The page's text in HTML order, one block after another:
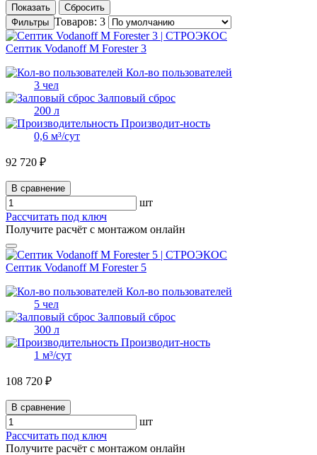
Фильтры Товаров: 3
Септик Vodanoff M Forester 3
Кол-во пользователей
3 чел
Залповый сброс
200 л
Производит-ность
0,6 м³/сут
92 720 ₽
В сравнение
шт
Рассчитать под ключ
Получите расчёт с монтажом онлайн
Септик Vodanoff M Forester 5
Кол-во пользователей
5 чел
Залповый сброс
300 л
Производит-ность
1 м³/сут
108 720 ₽
В сравнение
шт
Рассчитать под ключ
Получите расчёт с монтажом онлайн